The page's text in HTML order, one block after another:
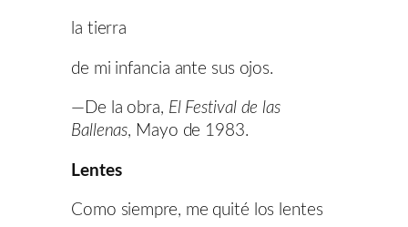
la tierra
de mi infancia ante sus ojos.
—De la obra, El Festival de las
Ballenas, Mayo de 1983.
Lentes
Como siempre, me quité los lentes